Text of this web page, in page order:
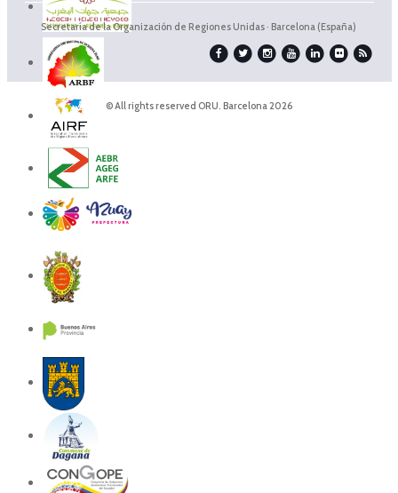
Secretaría de la Organización de Regiones Unidas · Barcelona (España)
© All rights reserved ORU. Barcelona 2026